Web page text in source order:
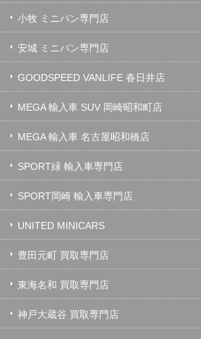
小牧 ミニバン専門店
安城 ミニバン専門店
GOODSPEED VANLIFE 春日井店
MEGA 輸入車 SUV 岡崎昭和町店
MEGA 輸入車 名古屋昭和橋店
SPORT緑 輸入車専門店
SPORT岡崎 輸入車専門店
UNITED MINICARS
豊田元町 買取専門店
東海名和 買取専門店
神戸大蔵谷 買取専門店